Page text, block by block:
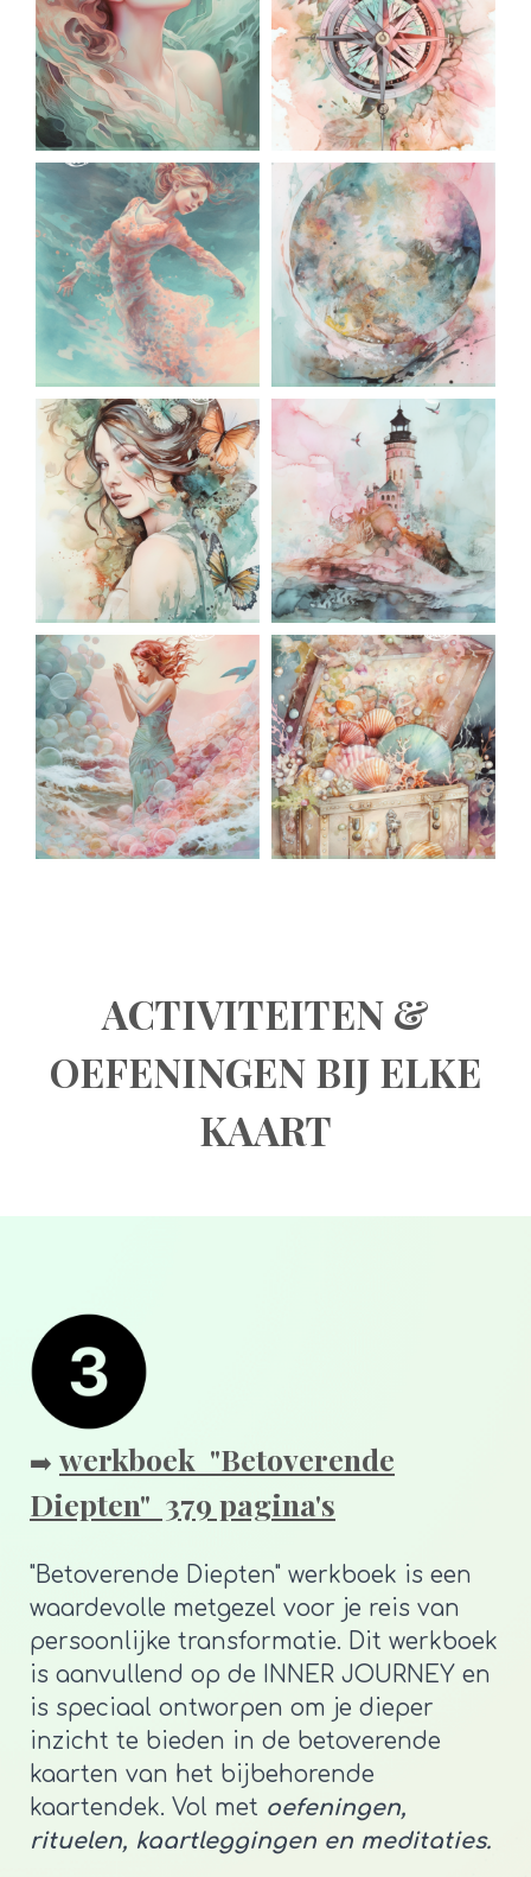
ACTIVITEITEN &
OEFENINGEN BIJ ELKE
KAART
➡️ werkboek "Betoverende
Diepten" 379 pagina's
"Betoverende Diepten" werkboek is een
waardevolle metgezel voor je reis van
persoonlijke transformatie. Dit werkboek
is aanvullend op de INNER JOURNEY en
is speciaal ontworpen om je dieper
inzicht te bieden in de betoverende
kaarten van het bijbehorende
kaartendek. Vol met oefeningen,
rituelen, kaartleggingen en meditaties.